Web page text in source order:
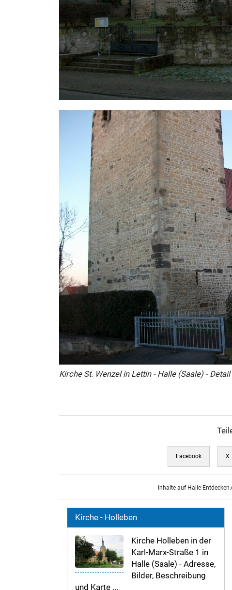
Kirche St. Wenzel in Lettin - Halle (Saale) - Detail
Facebook X
Inhalte auf Halle-
Kirche - Holleben
Kirche Holleben in der
Karl-Marx-Straße 1 in
Halle (Saale) - Adresse,
Bilder, Beschreibung
und Karte ...